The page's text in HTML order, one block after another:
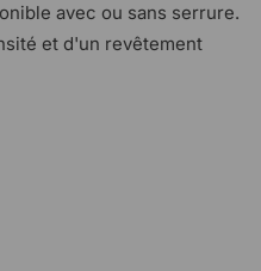
avec ou sans serrure.
et d'un revêtement